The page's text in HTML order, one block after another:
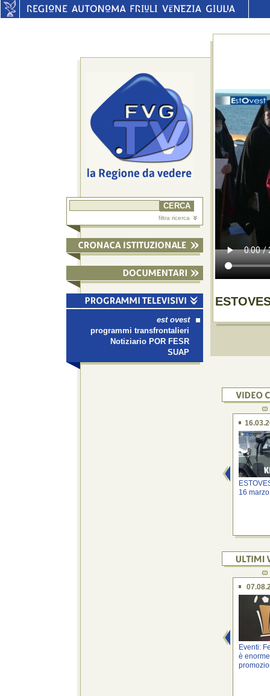
filtra ricerca
est ovest
programmi transfrontalieri
Notiziario POR FESR
SUAP
16
Eventi:
è